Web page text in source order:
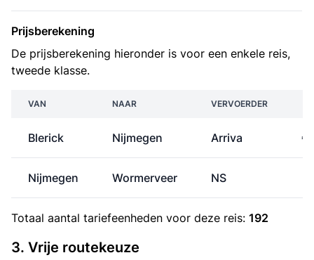
Prijsberekening
De prijsberekening hieronder is voor een enkele reis,
tweede klasse.
VAN NAAR VERVOERDER
Blerick Nijmegen Arriva €
Nijmegen Wormerveer NS
Totaal aantal tariefeenheden voor deze reis: 192
3. Vrije routekeuze